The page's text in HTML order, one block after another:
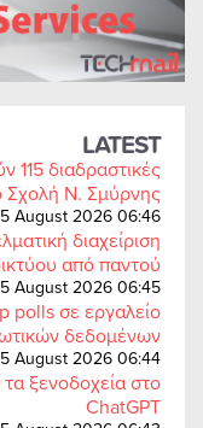
LATEST
115 διαδραστικές
Σχολή Ν. Σμύρνης
5 August 2026 06:46
διαχείριση
από παντού
5 August 2026 06:45
polls σε εργαλείο
δεδομένων
5 August 2026 06:44
ξενοδοχεία στο
ChatGPT